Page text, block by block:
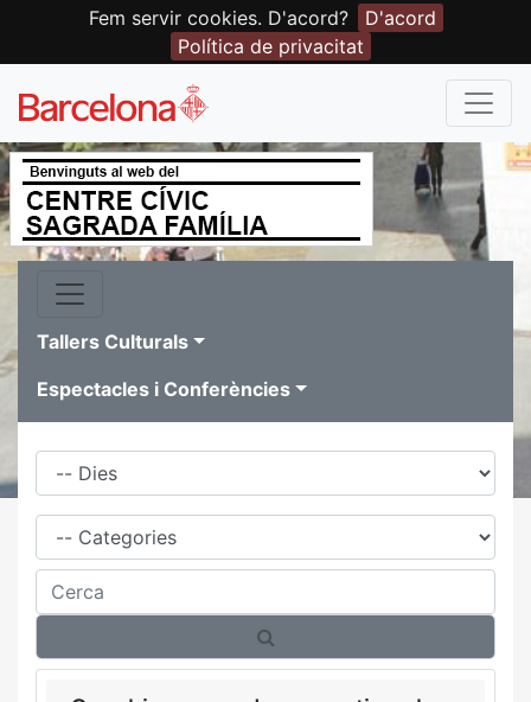
Fem servir cookies. D'acord?
D'acord
Política de privacitat
Tallers Culturals
Espectacles i Conferències
Dies
Família
Cerca